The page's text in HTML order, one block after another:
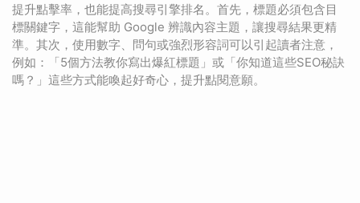
提升點擊率，也能提高搜尋引擎排名。首先，標題必須包含目
標關鍵字，這能幫助 Google 辨識內容主題，讓搜尋結果更精
準。其次，使用數字、問句或強烈形容詞可以引起讀者注意，
例如：「5個方法教你寫出爆紅標題」或「你知道這些SEO秘訣
嗎？」這些方式能喚起好奇心，提升點閱意願。